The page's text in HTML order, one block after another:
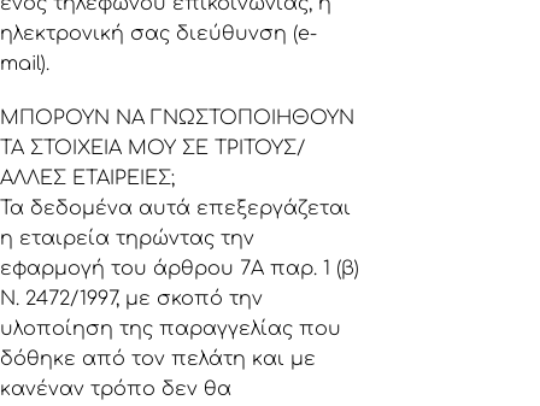
ηλεκτρονική σας διεύθυνση (e-
mail).
ΜΠΟΡΟΥΝ ΝΑ ΓΝΩΣΤΟΠΟΙΗΘΟΥΝ
ΤΑ ΣΤΟΙΧΕΙΑ ΜΟΥ ΣΕ ΤΡΙΤΟΥΣ/
ΑΛΛΕΣ ΕΤΑΙΡΕΙΕΣ;
Τα δεδομένα αυτά επεξεργάζεται
η εταιρεία τηρώντας την
εφαρμογή του άρθρου 7Α παρ. 1 (β)
Ν. 2472/1997, με σκοπό την
υλοποίηση της παραγγελίας που
δόθηκε από τον πελάτη και με
κανέναν τρόπο δεν θα